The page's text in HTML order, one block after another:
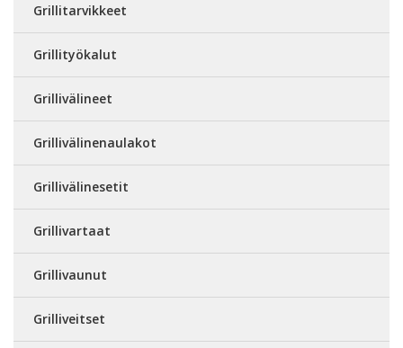
Grillitarvikkeet
Grillityökalut
Grillivälineet
Grillivälinenaulakot
Grillivälinesetit
Grillivartaat
Grillivaunut
Grilliveitset